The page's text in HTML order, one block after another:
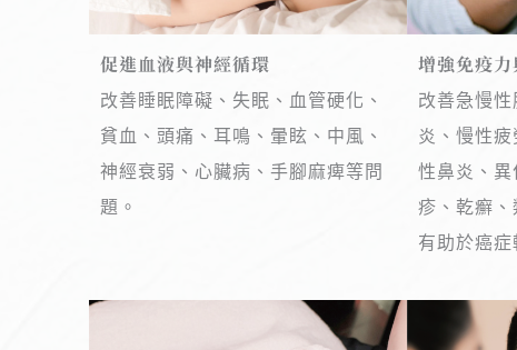
促進血液與神經循環
改善睡眠障礙、失眠、血管硬化、
貧血、頭痛、耳鳴、暈眩、中風、
神經衰弱、心臟病、手腳麻痺等問
題。
增強免疫
改善急慢
炎、慢性
性鼻炎、
疹、乾癬
有助於癌症